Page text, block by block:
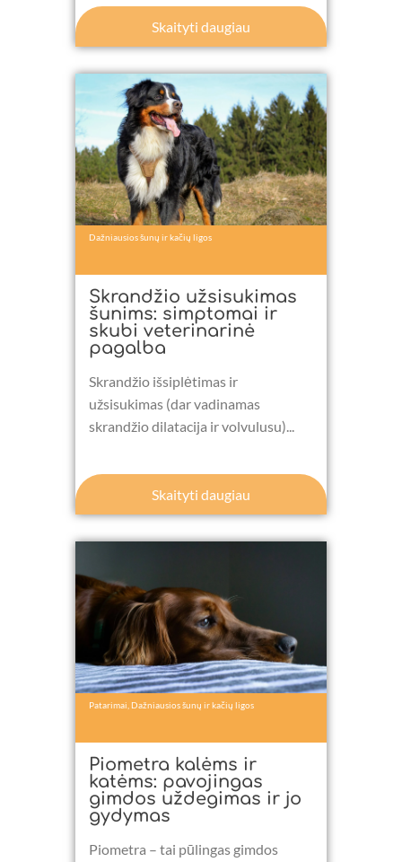
Skaityti daugiau
Dažniausios šunų ir kačių ligos
Skrandžio užsisukimas
šunims: simptomai ir
skubi veterinarinė
pagalba
Skrandžio išsiplėtimas ir
užsisukimas (dar vadinamas
skrandžio dilatacija ir volvulusu)...
Skaityti daugiau
Patarimai, Dažniausios šunų ir kačių ligos
Piometra kalėms ir
katėms: pavojingas
gimdos uždegimas ir jo
gydymas
Piometra – tai pūlingas gimdos